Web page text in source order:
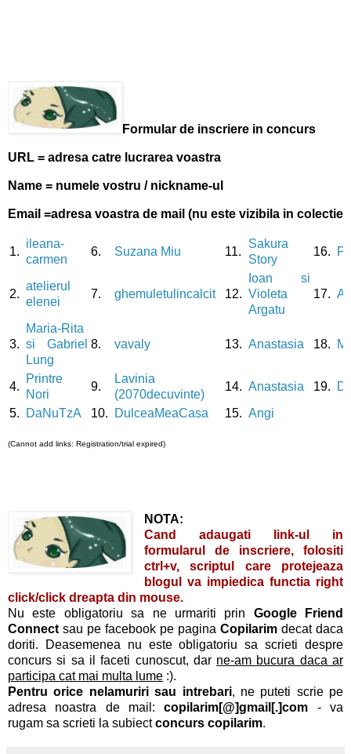
Formular de inscriere in concurs
URL = adresa catre lucrarea voastra
Name = numele vostru / nickname-ul
Email =adresa voastra de mail (nu este vizibila in colectie)
1.
ileana-
carmen
6. Suzana Miu 11.
Sakura
Story
16.
2.
atelierul
elenei
7. ghemuletulincalcit 12.
Ioan si
Violeta
Argatu
17.
3.
Maria-Rita
si Gabriel
Lung
8. vavaly 13. Anastasia 18.
4.
Printre
Nori
9.
Lavinia
(2070decuvinte)
14. Anastasia 19.
5.
DaNuTzA 10. DulceaMeaCasa 15. Angi
(Cannot add links: Registration/trial expired)
NOTA:
Cand adaugati link-ul in
formularul de inscriere, folositi
ctrl+v, scriptul care protejeaza
blogul va impiedica functia right
click/click dreapta din mouse.
Nu este obligatoriu sa ne urmariti prin Google Friend
Connect sau pe facebook pe pagina Copilarim decat daca
doriti. Deasemenea nu este obligatoriu sa scrieti despre
concurs si sa il faceti cunoscut, dar ne-am bucura daca ar
participa cat mai multa lume :).
Pentru orice nelamuriri sau intrebari, ne puteti scrie pe
adresa noastra de mail:copilarim[@]gmail[.]com - va
rugam sa scrieti la subiectconcurs copilarim.